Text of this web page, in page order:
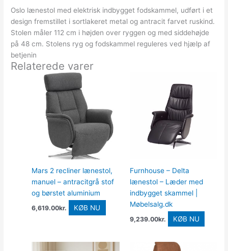
Oslo lænestol med elektrisk indbygget fodskammel, udført i et
design fremstillet i sortlakeret metal og antracit farvet ruskind.
Stolen måler 112 cm i højden over ryggen og med siddehøjde
på 48 cm. Stolens ryg og fodskammel reguleres ved hjælp af
betjenin
Relaterede varer
Mars 2 recliner lænestol,
manuel – antracitgrå stof
og børstet aluminium
6,619.00kr. KØB NU
Furnhouse – Delta
lænestol – Læder med
indbygget skammel |
Møbelsalg.dk
9,239.00kr. KØB NU
Den